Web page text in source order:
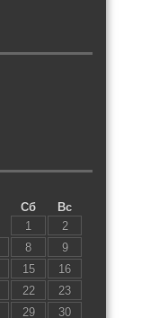
Сб
Вс
1
2
8
9
15
16
22
23
29 30